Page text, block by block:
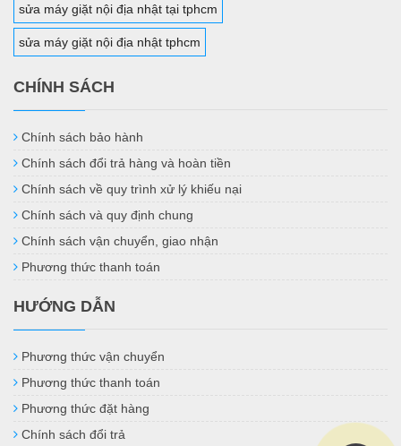
sửa máy giặt nội địa nhật tại tphcm
sửa máy giặt nội địa nhật tphcm
CHÍNH SÁCH
Chính sách bảo hành
Chính sách đổi trả hàng và hoàn tiền
Chính sách về quy trình xử lý khiếu nại
Chính sách và quy định chung
Chính sách vận chuyển, giao nhận
Phương thức thanh toán
HƯỚNG DẪN
Phương thức vận chuyển
Phương thức thanh toán
Phương thức đặt hàng
Chính sách đổi trả